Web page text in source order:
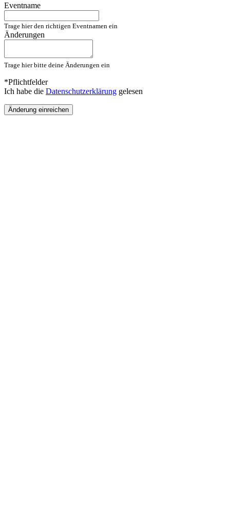
Eventname
Trage hier den richtigen Eventnamen ein
Änderungen
Trage hier bitte deine Änderungen ein
*Pflichtfelder
Ich habe die Datenschutzerklärung gelesen
Änderung einreichen